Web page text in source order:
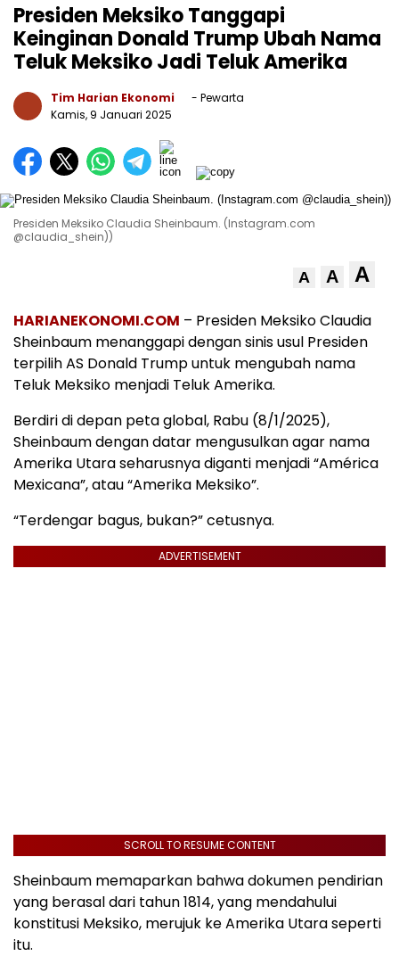
Presiden Meksiko Tanggapi
Keinginan Donald Trump Ubah Nama
Teluk Meksiko Jadi Teluk Amerika
Tim Harian Ekonomi
- Pewarta
Kamis, 9 Januari 2025
Presiden Meksiko Claudia Sheinbaum. (Instagram.com
@claudia_shein))
A A A
HARIANEKONOMI.COM – Presiden Meksiko Claudia
Sheinbaum menanggapi dengan sinis usul Presiden
terpilih AS Donald Trump untuk mengubah nama
Teluk Meksiko menjadi Teluk Amerika.
Berdiri di depan peta global, Rabu (8/1/2025),
Sheinbaum dengan datar mengusulkan agar nama
Amerika Utara seharusnya diganti menjadi “América
Mexicana”, atau “Amerika Meksiko”.
“Terdengar bagus, bukan?” cetusnya.
ADVERTISEMENT
SCROLL TO RESUME CONTENT
Sheinbaum memaparkan bahwa dokumen pendirian
yang berasal dari tahun 1814, yang mendahului
konstitusi Meksiko, merujuk ke Amerika Utara seperti
itu.